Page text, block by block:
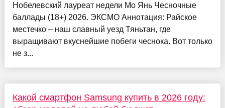
Нобелевский лауреат недели Мо Янь Чесночные
баллады (18+) 2026. ЭКСМО Аннотация: Райское
местечко – наш славный уезд Тяньтан, где
выращивают вкуснейшие побеги чеснока. Вот только
не з...
Какой смартфон Samsung купить в 2026 году: